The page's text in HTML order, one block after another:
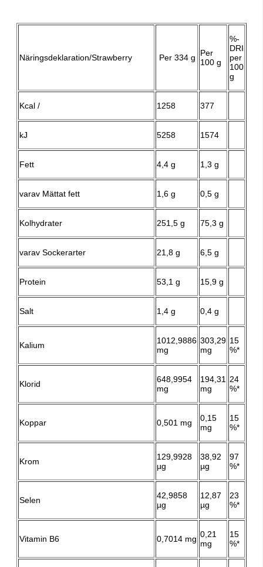
Näringsdeklaration/Strawberry Per 334 g
Per
100 g
%-
DRI
per
100
g
Kcal / 1258 377
kJ 5258 1574
Fett 4,4 g 1,3 g
varav Mättat fett 1,6 g 0,5 g
Kolhydrater 251,5 g 75,3 g
varav Sockerarter 21,8 g 6,5 g
Protein 53,1 g 15,9 g
Salt 1,4 g 0,4 g
Kalium
1012,9886
mg
303,29
mg
15
%*
Klorid
648,9954
mg
194,31
mg
24
%*
Koppar 0,501 mg
0,15
mg
15
%*
Krom
129,9928
µg
38,92
µg
97
%*
Selen
42,9858
µg
12,87
µg
23
%*
Vitamin B6 0,7014 mg 0,21
mg
15
%*